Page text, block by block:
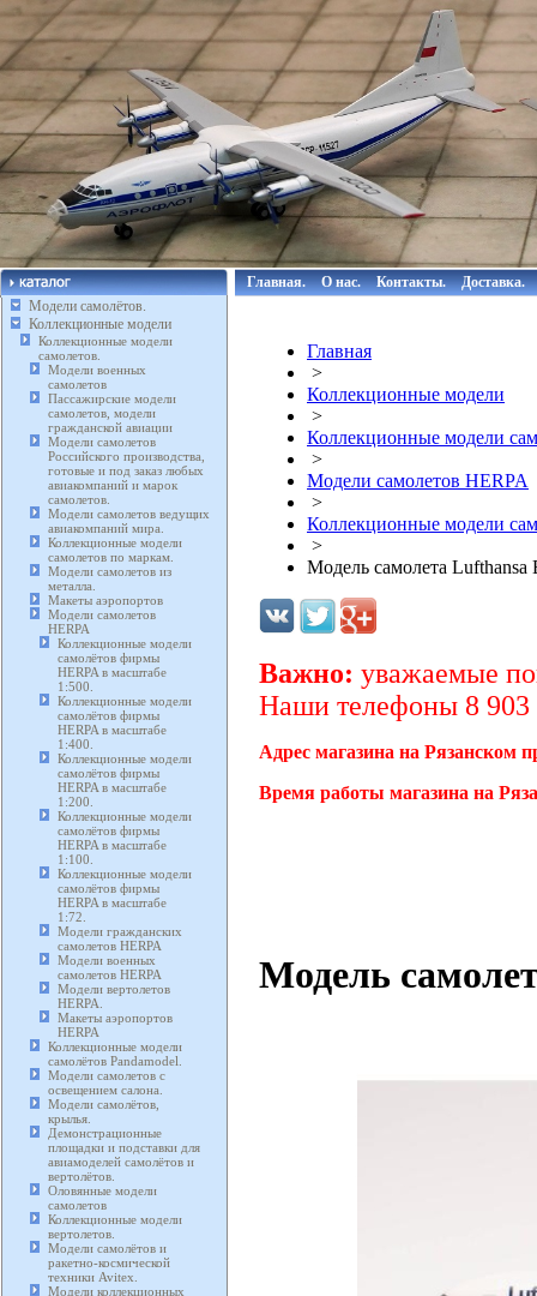
Модели самолётов.
Коллекционные модели
Коллекционные модели
самолетов.
Модели военных
самолетов
Пассажирские модели
самолетов, модели
гражданской авиации
Модели самолетов
Российского производства,
готовые и под заказ любых
авиакомпаний и марок
самолетов.
Модели самолетов ведущих
авиакомпаний мира.
Коллекционные модели
самолетов по маркам.
Модели самолетов из
металла.
Макеты аэропортов
Модели самолетов
HERPA
Коллекционные модели
самолётов фирмы
HERPA в масштабе
1:500.
Коллекционные модели
самолётов фирмы
HERPA в масштабе
1:400.
Коллекционные модели
самолётов фирмы
HERPA в масштабе
1:200.
Коллекционные модели
самолётов фирмы
HERPA в масштабе
1:100.
Коллекционные модели
самолётов фирмы
HERPA в масштабе
1:72.
Модели гражданских
самолетов HERPA
Модели военных
самолетов HERPA
Модели вертолетов
HERPA.
Макеты аэропортов
HERPA
Коллекционные модели
самолётов Pandamodel.
Модели самолетов с
освещением салона.
Модели самолётов,
крылья.
Демонстрационные
площадки и подставки для
авиамоделей самолётов и
вертолётов.
Оловянные модели
самолетов
Коллекционные модели
вертолетов.
Модели самолётов и
ракетно-космической
техники Avitex.
Модели коллекционных
Главная. О нас. Контакты. Доставка.
Главная
>
Коллекционные модели
>
Коллекционные модели
>
Модели самолетов HERPA
>
Коллекционные модели
>
Модель самолета
Важно: уважаемые
Наши телефоны 8 903
Адрес магазина на Рязанском
Время работы магазина на
Модель